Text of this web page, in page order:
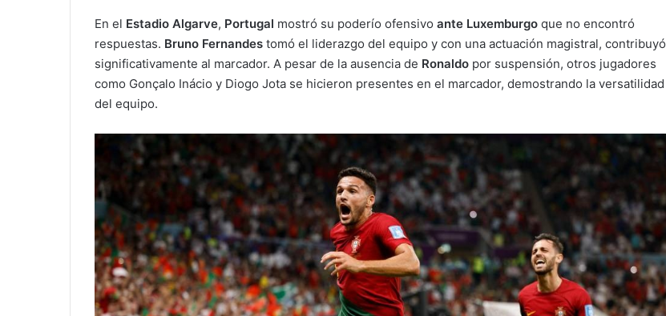
En el Estadio Algarve, Portugal mostró su poderío ofensivo ante Luxemburgo que no encontró
respuestas. Bruno Fernandes tomó el liderazgo del equipo y con una actuación magistral, contribuyó
significativamente al marcador. A pesar de la ausencia de Ronaldo por suspensión, otros jugadores
como Gonçalo Inácio y Diogo Jota se hicieron presentes en el marcador, demostrando la versatilidad
del equipo.